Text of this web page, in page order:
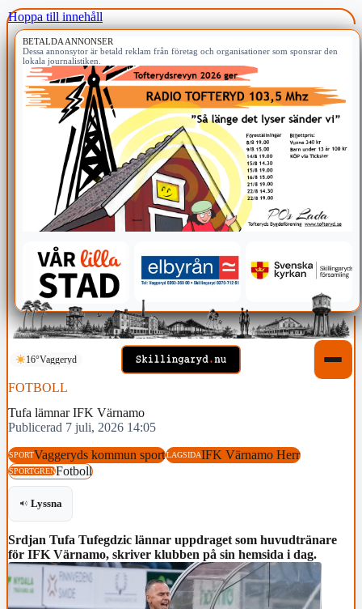
Hoppa till innehåll
BETALDA ANNONSER
Dessa annonsytor är betald reklam från företag och organisationer som sponsrar den
lokala journalistiken.
16°Vaggeryd
FOTBOLL
Tufa lämnar IFK Värnamo
Publicerad 7 juli, 2026 14:05
SPORTVaggeryds kommun sportLAGSIDAIFK Värnamo Herr
SPORTGRENFotboll
Lyssna
Srdjan Tufa Tufegdzic lännar uppdraget som huvudtränare
för IFK Värnamo, skriver klubben på sin hemsida i dag.